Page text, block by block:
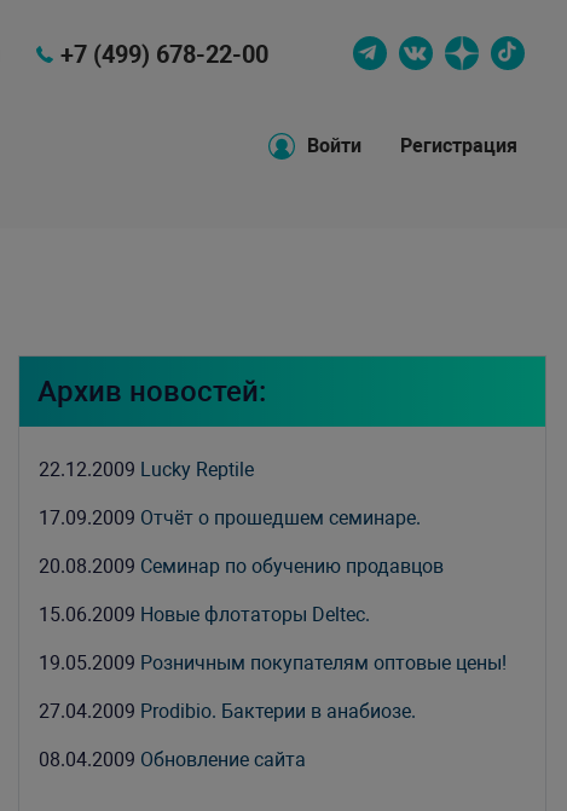
+7 (499) 678-22-00
Войти Регистрация
Архив новостей:
22.12.2009 Lucky Reptile
17.09.2009 Отчёт о прошедшем семинаре.
20.08.2009 Семинар по обучению продавцов
15.06.2009 Новые флотаторы Deltec.
19.05.2009 Розничным покупателям оптовые цены!
27.04.2009 Prodibio. Бактерии в анабиозе.
08.04.2009 Обновление сайта